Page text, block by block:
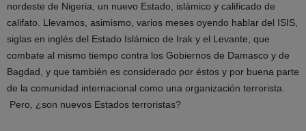
nordeste de Nigeria, un nuevo Estado, islámico y calificado de
califato. Llevamos, asimismo, varios meses oyendo hablar del ISIS,
siglas en inglés del Estado Islámico de Irak y el Levante, que
combate al mismo tiempo contra los Gobiernos de Damasco y de
Bagdad, y que también es considerado por éstos y por buena parte
de la comunidad internacional como una organización terrorista.
Pero, ¿son nuevos Estados terroristas?